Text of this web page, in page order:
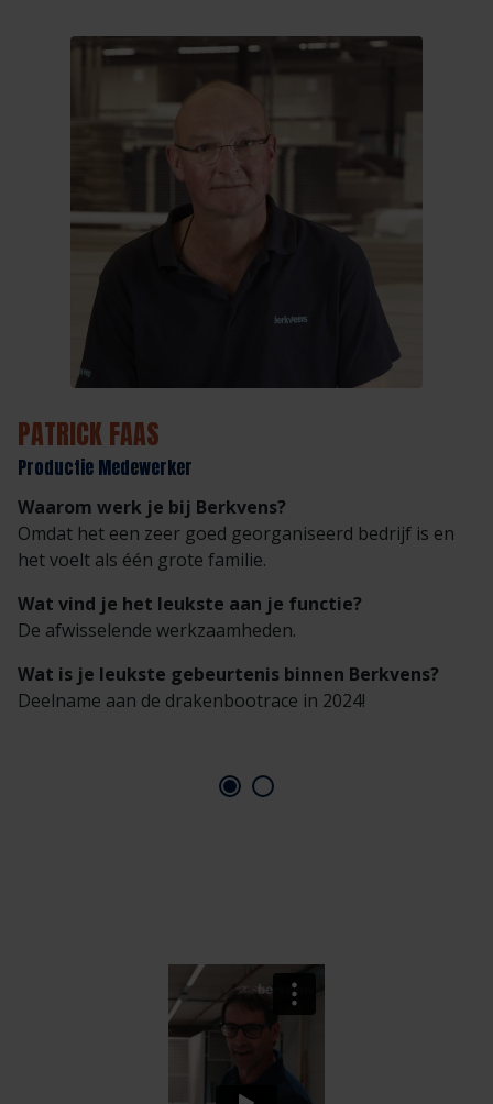
PATRICK FAAS
Productie Medewerker
Waarom werk je bij Berkvens?
Omdat het een zeer goed georganiseerd bedrijf is en
het voelt als één grote familie.
Wat vind je het leukste aan je functie?
De afwisselende werkzaamheden.
Wat is je leukste gebeurtenis binnen Berkvens?
Deelname aan de drakenbootrace in 2024!